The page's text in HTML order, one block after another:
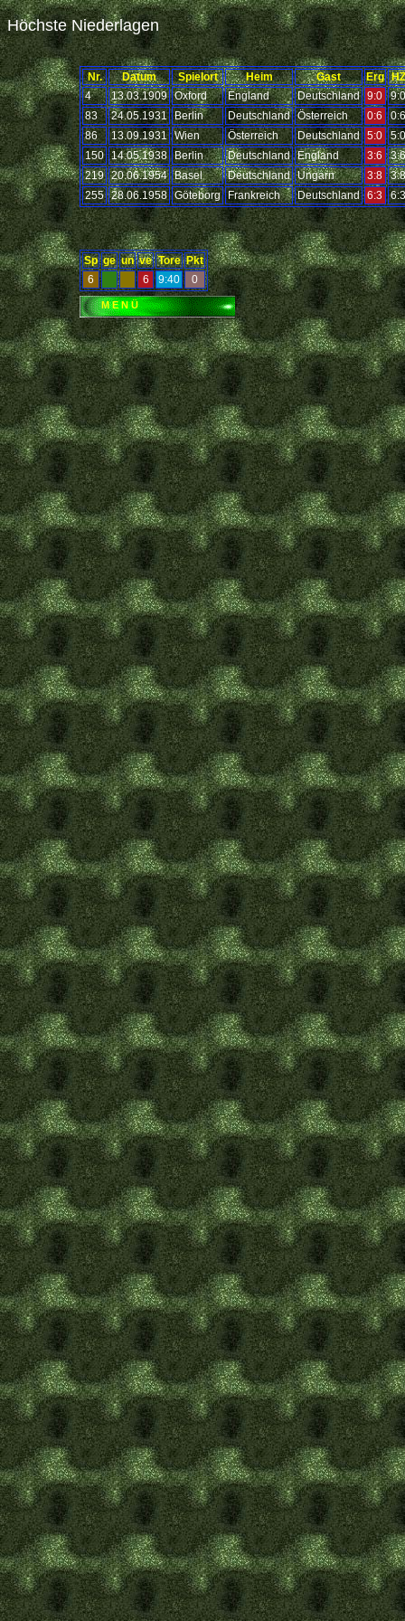
Höchste Niederlagen
Nr. Datum Spielort Heim Gast Erg HZ
4
13.03.1909 Oxford England Deutschland 9:0
9:0
83
24.05.1931 Berlin Deutschland Österreich 0:6
0:6
86
13.09.1931 Wien Österreich Deutschland 5:0
5:0
150 14.05.1938 Berlin Deutschland England 3:6
3:6
219 20.06.1954 Basel Deutschland Ungarn 3:8
3:8
255 28.06.1958 Göteborg Frankreich Deutschland 6:3 6:3
Sp ge un ve Tore Pkt
6
6 9:40 0
M E N Ü